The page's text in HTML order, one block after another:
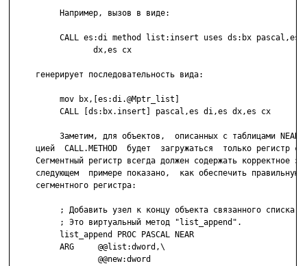
          Например, вызов в виде:
CALL es:di method list:insert uses ds:bx pascal,es
                 dx,es cx
     генерирует последовательность вида:
          mov bx,[es:di.@Mptr_list]
          CALL [ds:bx.insert] pascal,es di,es dx,es cx
Заметим, для объектов,  описанных с таблицами NEAR,
цией  CALL.METHOD  будет  загружаться  только регистр
Сегментный регистр всегда должен содержать корректное
следующем  примере показано,  как обеспечить правильную
     сегментного регистра:
          ; Добавить узел к концу объекта связанного списка.
          ; Это виртуальный метод "list_append".
          list_append PROC PASCAL NEAR
          ARG     @@list:dword,\
                  @@new:dword